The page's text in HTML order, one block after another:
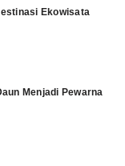
Ekowisata
Menjadi Pewarna